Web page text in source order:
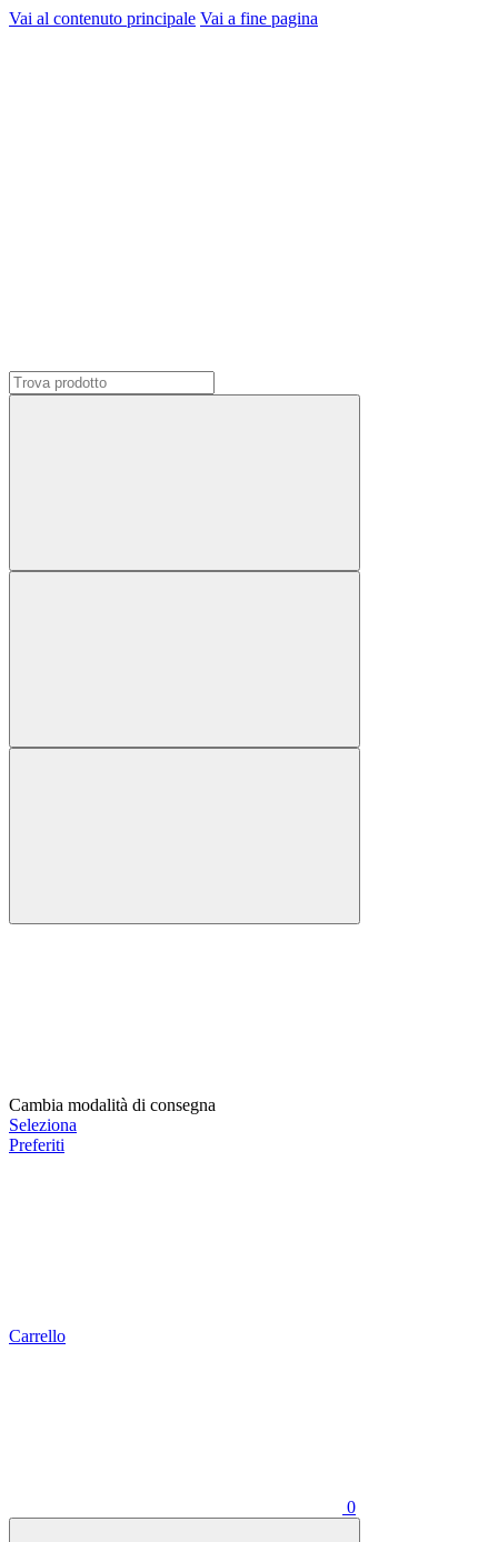
Vai al contenuto principale Vai a fine pagina
Cambia modalità di consegna
Seleziona
Preferiti
Carrello
0